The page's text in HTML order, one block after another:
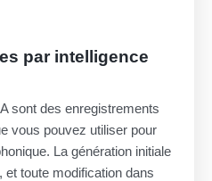
par intelligence
sont des enregistrements
vous pouvez utiliser pour
La génération initiale
, et toute modification dans